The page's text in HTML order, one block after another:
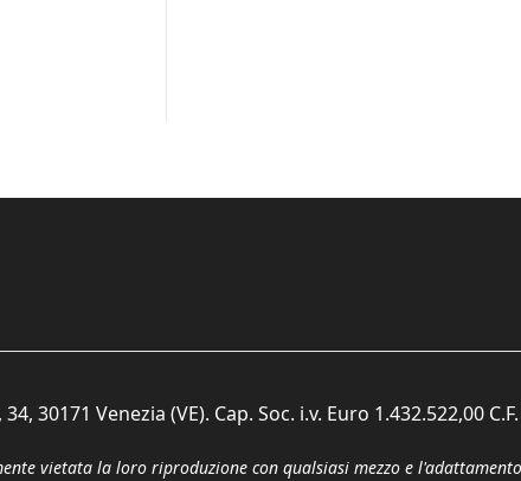
30171 Venezia (VE). Cap. Soc. i.v. Euro 1.432.522,00 C.F.
vietata la loro riproduzione con qualsiasi mezzo e